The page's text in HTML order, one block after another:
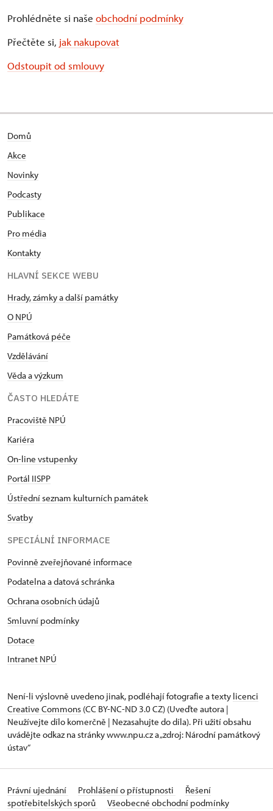
Prohlédněte si naše obchodní podmínky
Přečtěte si, jak nakupovat
Odstoupit od smlouvy
Domů
Akce
Novinky
Podcasty
Publikace
Pro média
Kontakty
HLAVNÍ SEKCE WEBU
Hrady, zámky a další památky
O NPÚ
Památková péče
Vzdělávání
Věda a výzkum
ČASTO HLEDÁTE
Pracoviště NPÚ
Kariéra
On-line vstupenky
Portál IISPP
Ústřední seznam kulturních památek
Svatby
SPECIÁLNÍ INFORMACE
Povinně zveřejňované informace
Podatelna a datová schránka
Ochrana osobních údajů
Smluvní podmínky
Dotace
Intranet NPÚ
Není-li výslovně uvedeno jinak, podléhají fotografie a texty licenci
Creative Commons (CC BY-NC-ND 3.0 CZ) (Uveďte autora |
Neužívejte dílo komerčně | Nezasahujte do díla). Při užití obsahu
uvádějte odkaz na stránky www.npu.cz a „zdroj: Národní památkový
ústav“
Právní ujednání Prohlášení o přístupnosti
Řešení
spotřebitelských sporů
Všeobecné obchodní podmínky